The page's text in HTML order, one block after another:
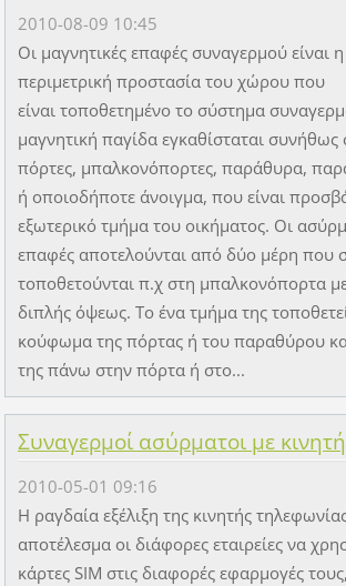
2010-08-09 10:45
Οι μαγνητικές επαφές συναγερμού είναι η
περιμετρική προστασία του χώρου που
είναι τοποθετημένο το σύστημα
μαγνητική παγίδα εγκαθίσταται συνήθως
πόρτες, μπαλκονόπορτες, παράθυρα,
ή οποιοδήποτε άνοιγμα, που είναι
εξωτερικό τμήμα του οικήματος. Οι
επαφές αποτελούνται από δύο μέρη που
τοποθετούνται π.χ στη μπαλκονόπορτα με
διπλής όψεως. Το ένα τμήμα της
κούφωμα της πόρτας ή του παραθύρου
της πάνω στην πόρτα ή στο...
Συναγερμοί ασύρματοι με
2010-05-01 09:16
Η ραγδαία εξέλιξη της κινητής
αποτέλεσμα οι διάφορες εταιρείες να
κάρτες SIM στις διαφορές εφαρμογές